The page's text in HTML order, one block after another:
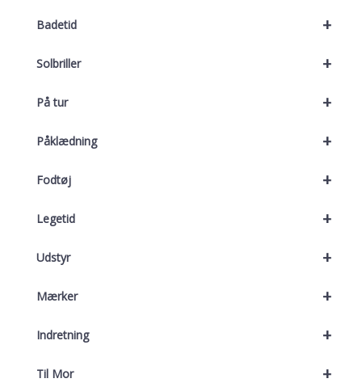
+
Badetid
+
Solbriller
+
På tur
+
Påklædning
+
Fodtøj
+
Legetid
+
Udstyr
+
Mærker
+
Indretning
+
Til Mor